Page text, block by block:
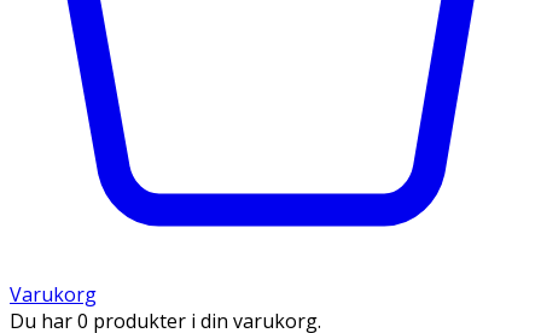
Varukorg
Du har 0 produkter i din varukorg.